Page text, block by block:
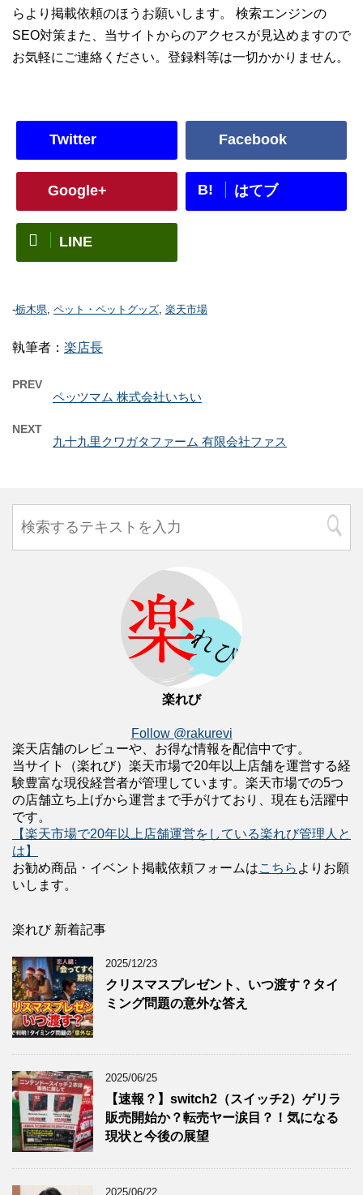
らより掲載依頼のほうお願いします。 検索エンジンの
SEO対策また、当サイトからのアクセスが見込めますので
お気軽にご連絡ください。登録料等は一切かかりません。
Twitter Facebook
Google+ B! はてブ
LINE
-栃木県, ペット・ペットグッズ, 楽天市場
執筆者： 楽店長
PREV
ペッツマム 株式会社いちい
NEXT
九十九里クワガタファーム 有限会社ファス
楽れび
Follow @rakurevi
楽天店舗のレビューや、お得な情報を配信中です。
当サイト（楽れび）楽天市場で20年以上店舗を運営する経
験豊富な現役経営者が管理しています。楽天市場での5つ
の店舗立ち上げから運営まで手がけており、現在も活躍中
です。
【楽天市場で20年以上店舗運営をしている楽れび管理人と
は】
お勧め商品・イベント掲載依頼フォームはこちら よりお願
いします。
楽れび 新着記事
2025/12/23
クリスマスプレゼント、いつ渡す？タイ
ミング問題の意外な答え
2025/06/25
【速報？】switch2（スイッチ2）ゲリラ
販売開始か？転売ヤー涙目？！気になる
現状と今後の展望
2025/06/22